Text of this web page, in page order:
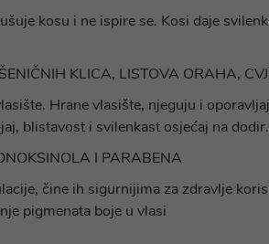
kosu i ne ispire se. Kosi daje
KLICA, LISTOVA ORAHA,
Hrane vlasište, njeguju i
blistavost i svilenkast osjećaj na dodir.
I PARABENA
čine ih sigurnijima za zdravlje
pigmenata boje u vlasi